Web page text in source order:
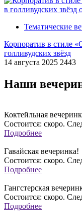
Тематические
Корпоратив в стиле
голливудских звёзд
14 августа 2025 2443
Наши
Коктейльная
Состоится: скоро.
Подробнее
Гавайская вечеринка!
Состоится: скоро.
Подробнее
Гангстерская
Состоится: скоро.
Подробнее